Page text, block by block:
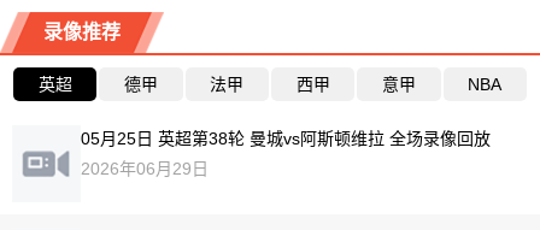
录像推荐
英超 德甲 法甲 西甲 意甲 NBA
05月25日 英超第38轮 曼城vs阿斯顿维拉 全场录像回放
2026年06月29日